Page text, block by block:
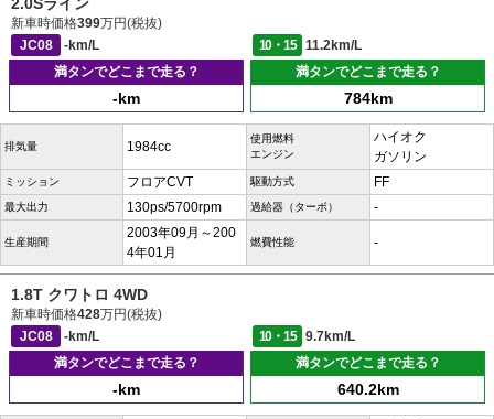
2.0Sライン
新車時価格399万円(税抜)
JC08
-km/L 10・15
11.2km/L
満タンでどこまで走る？
-km
満タンでどこまで走る？
784km
排気量 1984cc
使用燃料
エンジン
ハイオク
ガソリン
ミッション フロアCVT 駆動方式 FF
最大出力 130ps/5700rpm 過給器（ターボ） -
生産期間
2003年09月～200
4年01月
燃費性能 -
1.8T クワトロ 4WD
新車時価格428万円(税抜)
JC08
-km/L 10・15
9.7km/L
満タンでどこまで走る？
-km
満タンでどこまで走る？
640.2km